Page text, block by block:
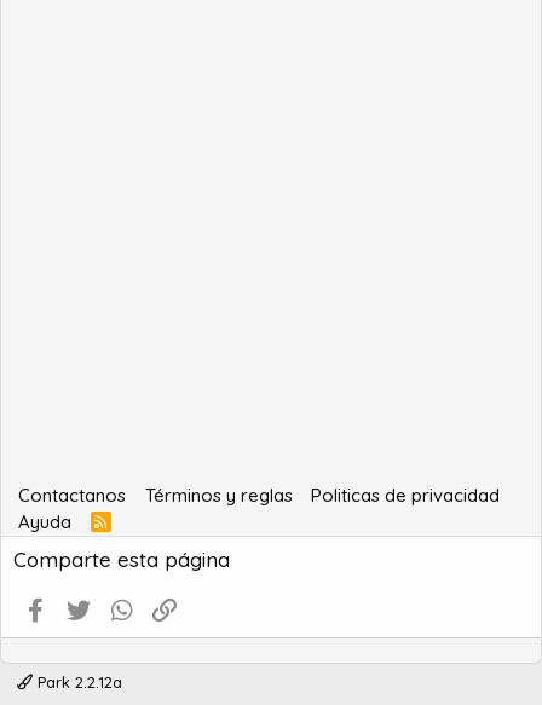
Contactanos Términos y reglas
Politicas de privacidad
Ayuda
R
S
S
Comparte esta página
Facebook
Twitter WhatsApp
Park 2.2.12a